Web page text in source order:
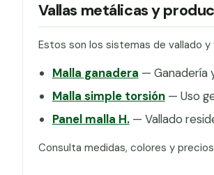
Vallas metálicas y
Estos son los sistemas de vallado
Malla ganadera — Ganadería
Malla simple torsión— Uso
Panel malla H.— Vallado
Consulta medidas, colores y